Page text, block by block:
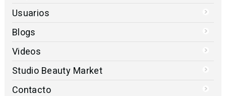
Usuarios
Blogs
Videos
Studio Beauty Market
Contacto